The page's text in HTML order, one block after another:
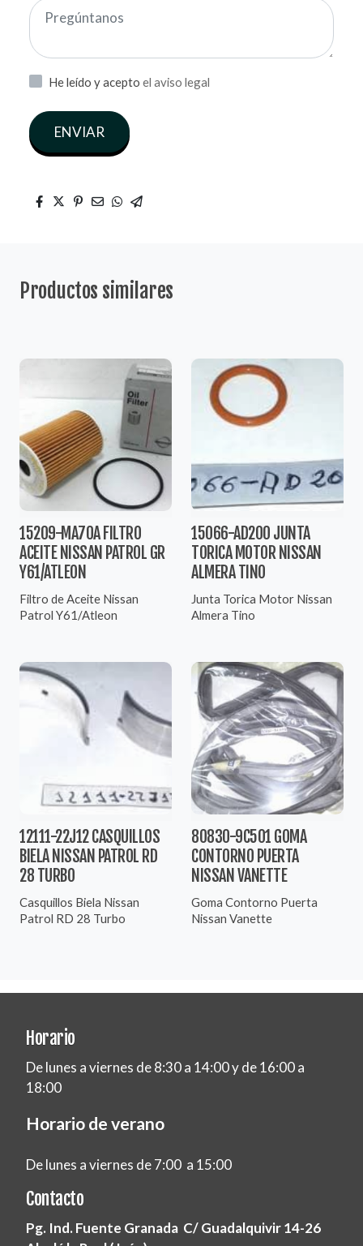
He leído y acepto el aviso legal
ENVIAR
Productos similares
15209-MA70A FILTRO
ACEITE NISSAN PATROL GR
Y61/ATLEON
Filtro de Aceite Nissan
Patrol Y61/Atleon
15066-AD200 JUNTA
TORICA MOTOR NISSAN
ALMERA TINO
Junta Torica Motor Nissan
Almera Tino
12111-22J12 CASQUILLOS
BIELA NISSAN PATROL RD
28 TURBO
Casquillos Biela Nissan
Patrol RD 28 Turbo
80830-9C501 GOMA
CONTORNO PUERTA
NISSAN VANETTE
Goma Contorno Puerta
Nissan Vanette
Horario
De lunes a viernes de 8:30 a 14:00 y de 16:00 a
18:00
Horario de verano
De lunes a viernes de 7:00 a 15:00
Contacto
Pg. Ind. Fuente Granada C/ Guadalquivir 14-26